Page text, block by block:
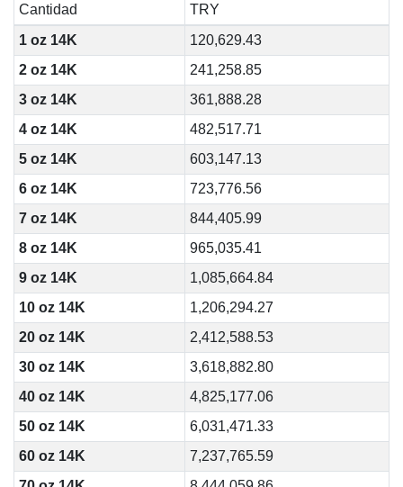
Cantidad
TRY
1 oz 14K
120,629.43
2 oz 14K
241,258.85
3 oz 14K
361,888.28
4 oz 14K
482,517.71
5 oz 14K
603,147.13
6 oz 14K
723,776.56
7 oz 14K
844,405.99
8 oz 14K
965,035.41
9 oz 14K
1,085,664.84
10 oz 14K
1,206,294.27
20 oz 14K
2,412,588.53
30 oz 14K
3,618,882.80
40 oz 14K
4,825,177.06
50 oz 14K
6,031,471.33
60 oz 14K
7,237,765.59